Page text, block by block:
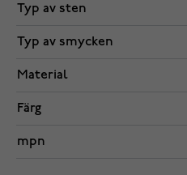
Typ av sten
Typ av smycken
Material
Färg
mpn